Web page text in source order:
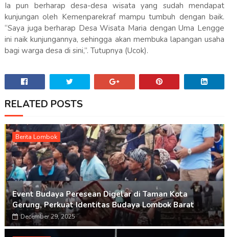
Ia pun berharap desa-desa wisata yang sudah mendapat
kunjungan oleh Kemenparekraf mampu tumbuh dengan baik.
“Saya juga berharap Desa Wisata Maria dengan Uma Lengge
ini naik kunjungannya, sehingga akan membuka lapangan usaha
bagi warga desa di sini,”. Tutupnya (Ucok).
RELATED POSTS
Berita Lombok
Event Budaya Peresean Digelar di Taman Kota
Gerung, Perkuat Identitas Budaya Lombok Barat
December 29, 2025